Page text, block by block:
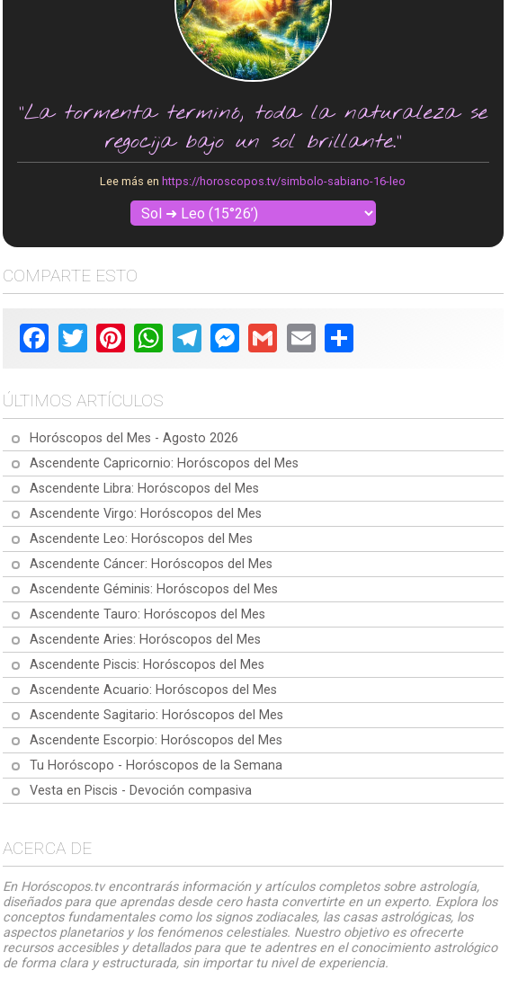
"La tormenta terminó, toda la naturaleza se
regocija bajo un sol brillante."
Lee más en https://horoscopos.tv/simbolo-sabiano-16-leo
COMPARTE ESTO
Facebook
TwitterPinterestWhatsAppTelegramMessenger
Gmail Email
ÚLTIMOS ARTÍCULOS
Horóscopos del Mes - Agosto 2026
Ascendente Capricornio: Horóscopos del Mes
Ascendente Libra: Horóscopos del Mes
Ascendente Virgo: Horóscopos del Mes
Ascendente Leo: Horóscopos del Mes
Ascendente Cáncer: Horóscopos del Mes
Ascendente Géminis: Horóscopos del Mes
Ascendente Tauro: Horóscopos del Mes
Ascendente Aries: Horóscopos del Mes
Ascendente Piscis: Horóscopos del Mes
Ascendente Acuario: Horóscopos del Mes
Ascendente Sagitario: Horóscopos del Mes
Ascendente Escorpio: Horóscopos del Mes
Tu Horóscopo - Horóscopos de la Semana
Vesta en Piscis - Devoción compasiva
ACERCA DE
En Horóscopos.tv encontrarás información y artículos completos sobre astrología,
diseñados para que aprendas desde cero hasta convertirte en un experto. Explora los
conceptos fundamentales como los signos zodiacales, las casas astrológicas, los
aspectos planetarios y los fenómenos celestiales. Nuestro objetivo es ofrecerte
recursos accesibles y detallados para que te adentres en el conocimiento astrológico
de forma clara y estructurada, sin importar tu nivel de experiencia.